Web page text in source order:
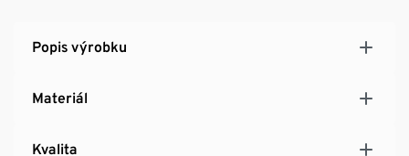
Popis výrobku
Materiál
Kvalita